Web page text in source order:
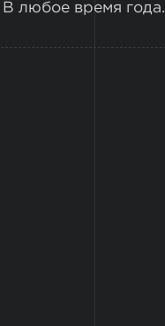
В любое время года.